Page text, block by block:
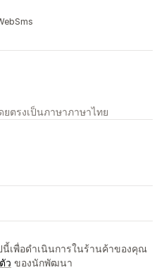
ตรงเป็นภาษาภาษาไทย
เพื่อดำเนินการในร้านค้าของคุณ
ว ของนักพัฒนา